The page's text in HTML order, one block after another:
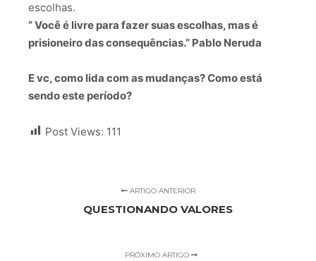
escolhas.
” Você é livre para fazer suas escolhas, mas é
prisioneiro das consequências.” Pablo Neruda
E vc, como lida com as mudanças? Como está
sendo este período?
Post Views: 111
ARTIGO ANTERIOR
QUESTIONANDO VALORES
PRÓXIMO ARTIGO